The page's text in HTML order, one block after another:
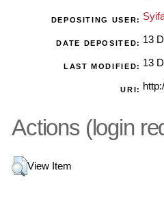
DEPOSITING USER:
DATE DEPOSITED: 13
LAST MODIFIED: 13
URI:
Actions (login
View Item